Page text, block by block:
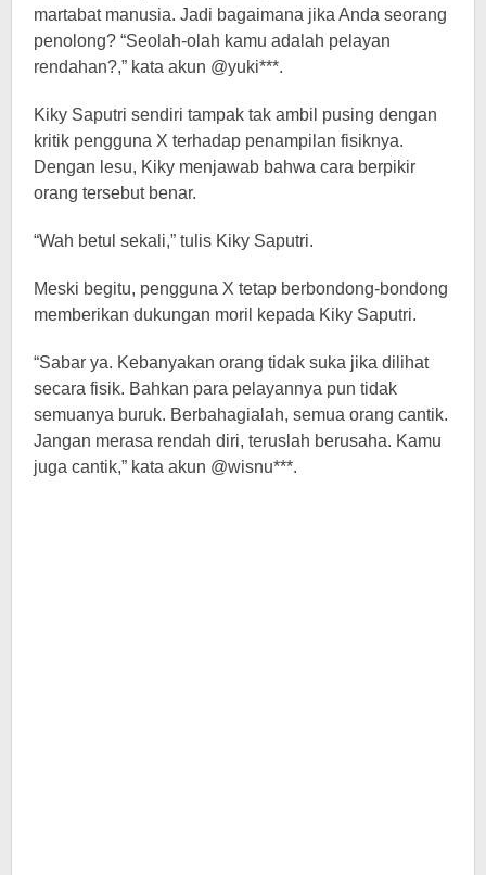
martabat manusia. Jadi bagaimana jika Anda seorang
penolong? “Seolah-olah kamu adalah pelayan
rendahan?,” kata akun @yuki***.
Kiky Saputri sendiri tampak tak ambil pusing dengan
kritik pengguna X terhadap penampilan fisiknya.
Dengan lesu, Kiky menjawab bahwa cara berpikir
orang tersebut benar.
“Wah betul sekali,” tulis Kiky Saputri.
Meski begitu, pengguna X tetap berbondong-bondong
memberikan dukungan moril kepada Kiky Saputri.
“Sabar ya. Kebanyakan orang tidak suka jika dilihat
secara fisik. Bahkan para pelayannya pun tidak
semuanya buruk. Berbahagialah, semua orang cantik.
Jangan merasa rendah diri, teruslah berusaha. Kamu
juga cantik,” kata akun @wisnu***.